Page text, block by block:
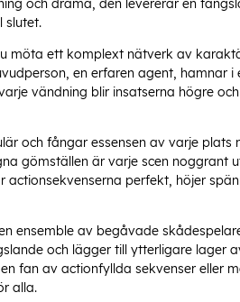
och drama, den levererar en
slutet.
möta ett komplext nätverk av
en erfaren agent, hamnar
vändning blir insatserna högre
och fångar essensen av varje plats
gömställen är varje scen noggrant
actionsekvenserna perfekt, höjer
ensemble av begåvade
och lägger till ytterligare lager
fan av actionfyllda sekvenser eller
alla.